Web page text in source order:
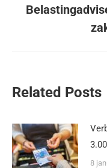
Related Posts
8